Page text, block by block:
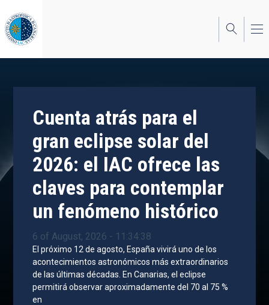
to
main
content
Cuenta atrás para el
gran eclipse solar del
2026: el IAC ofrece las
claves para contemplar
un fenómeno histórico
6 of August, 2026 - 11:34:38
El próximo 12 de agosto, España vivirá uno de los
acontecimientos astronómicos más extraordinarios
de las últimas décadas. En Canarias, el eclipse
permitirá observar aproximadamente del 70 al 75 %
en